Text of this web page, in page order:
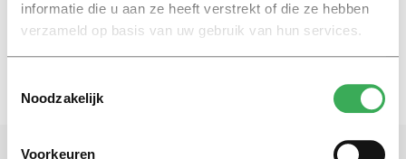
informatie die u aan ze heeft verstrekt of die ze hebben
verzameld op basis van uw gebruik van hun services.
Noodzakelijk
Voorkeuren
14 oktober 2015